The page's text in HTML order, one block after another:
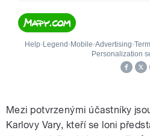
Mezi potvrzenými účastníky
Karlovy Vary, kteří se loni